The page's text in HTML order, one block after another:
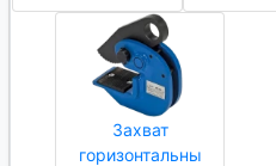
Захват
горизонтальны